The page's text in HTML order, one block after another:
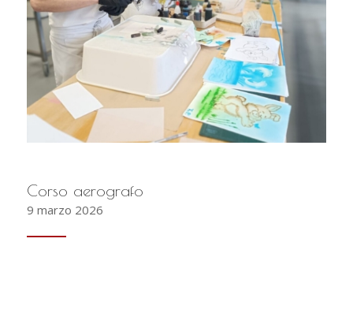
Corso aerografo
9 marzo 2026